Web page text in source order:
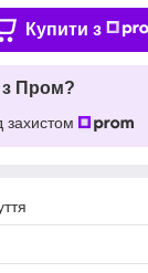
Купити з
з Пром?
захистом